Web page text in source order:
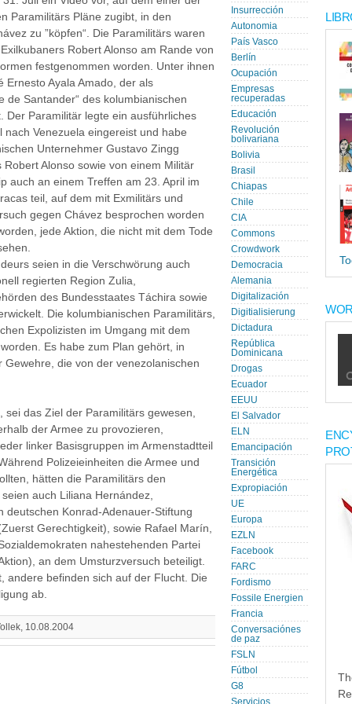
Paramilitärs Pläne zugibt, in den
zu ”köpfen“. Die Paramilitärs waren
Robert Alonso am Rande von
festgenommen worden. Unter ihnen
Ernesto Ayala Amado, der als
de Santander“ des kolumbianischen
Der Paramilitär legte ein ausführliches
Venezuela eingereist und habe
Unternehmer Gustavo Zingg
Alonso sowie von einem Militär
auch an einem Treffen am 23. April im
teil, auf dem mit Exmilitärs und
gegen Chávez besprochen worden
jede Aktion, die nicht mit dem Tode
seien in die Verschwörung auch
regierten Region Zulia,
des Bundesstaates Táchira sowie
Die kolumbianischen Paramilitärs,
Expolizisten im Umgang mit dem
Es habe zum Plan gehört, in
die von der venezolanischen
sei das Ziel der Paramilitärs gewesen,
der Armee zu provozieren,
linker Basisgruppen im Armenstadtteil
Polizeieinheiten die Armee und
hätten die Paramilitärs den
auch Liliana Hernández,
deutschen Konrad-Adenauer-Stiftung
Gerechtigkeit), sowie Rafael Marín,
nahestehenden Partei
an dem Umsturzversuch beteiligt.
andere befinden sich auf der Flucht. Die
ab.
10.08.2004
Insurrección
Autonomia
País Vasco
Berlín
Ocupación
Empresas
recuperadas
Educación
Revolución
bolivariana
Bolivia
Brasil
Chiapas
Chile
CIA
Commons
Crowdwork
Democracia
Alemania
Digitalización
Digitialisierung
Dictadura
República
Dominicana
Drogas
Ecuador
EEUU
El Salvador
ELN
Emancipación
Transición
Energética
Expropiación
UE
Europa
EZLN
Facebook
FARC
Fordismo
Fossile Energien
Francia
Conversaciónes
de paz
FSLN
Fútbol
G8
Servicios